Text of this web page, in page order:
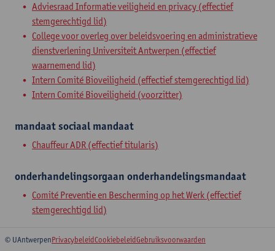
Adviesraad Informatie veiligheid en privacy (effectief
stemgerechtigd lid)
College voor overleg over beleidsvoering en administratieve
dienstverlening Universiteit Antwerpen (effectief
waarnemend lid)
Intern Comité Bioveiligheid (effectief stemgerechtigd lid)
Intern Comité Bioveiligheid (voorzitter)
mandaatsociaal mandaat
Chauffeur ADR (effectief titularis)
onderhandelingsorgaan onderhandelingsmandaat
Comité Preventie en Bescherming op het Werk (effectief
stemgerechtigd lid)
© UAntwerpenPrivacybeleidCookiebeleidGebruiksvoorwaarden